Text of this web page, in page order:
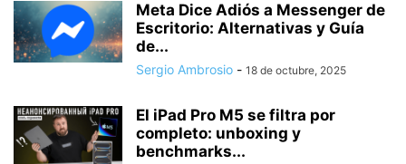
Meta Dice Adiós a Messenger de
Escritorio: Alternativas y Guía
de...
Sergio Ambrosio - 18 de octubre, 2025
El iPad Pro M5 se filtra por
completo: unboxing y
benchmarks...